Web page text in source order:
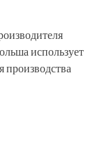
использует
производства